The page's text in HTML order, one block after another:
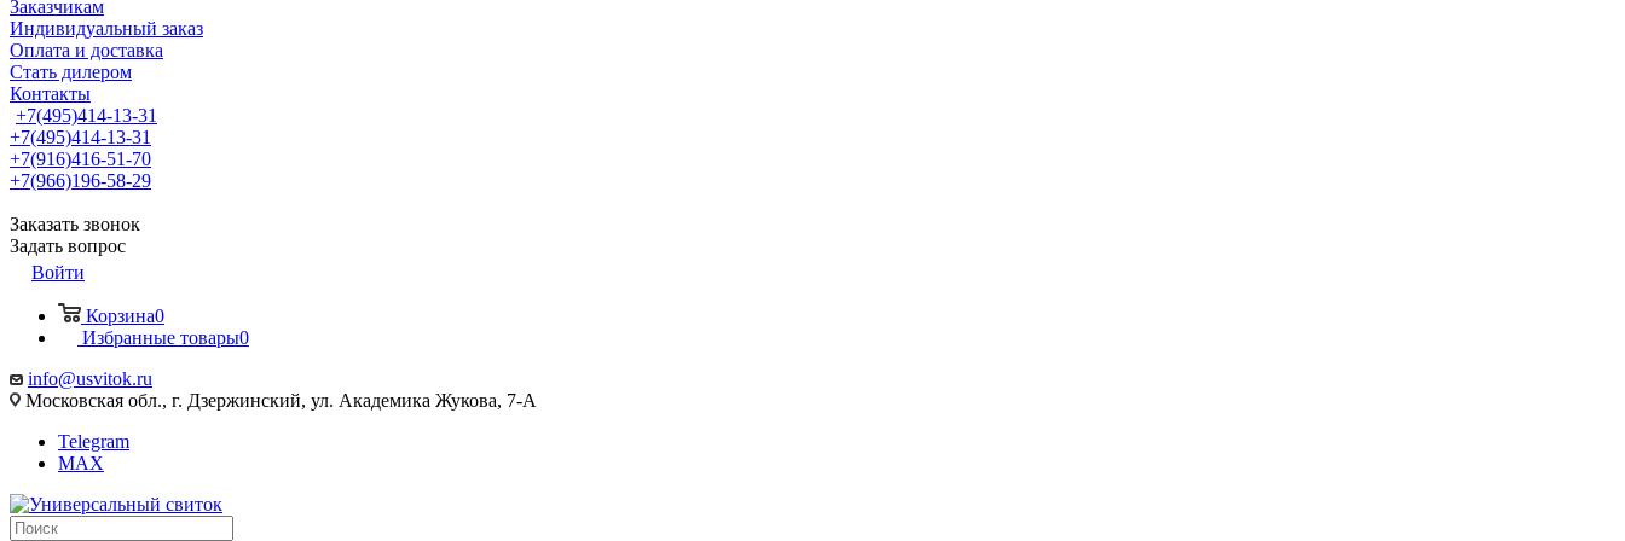
Заказчикам
Индивидуальный заказ
Оплата и доставка
Стать дилером
Контакты
+7(495)414-13-31
+7(495)414-13-31
+7(916)416-51-70
+7(966)196-58-29
Заказать звонок
Задать вопрос
Войти
Корзина0
Избранные товары0
info@usvitok.ru
Московская обл., г. Дзержинский, ул. Академика Жукова, 7-А
Telegram
MAX